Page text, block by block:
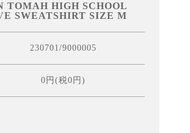
TOMAH HIGH SCHOOL
SWEATSHIRT SIZE M
230701/9000005
0円(税0円)